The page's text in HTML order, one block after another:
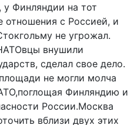
у Финляндии на тот
отношения с Россией, и
не угрожал.
внушили
сделал свое дело.
не могли молча
Финляндию и
России.Москва
вблизи двух этих